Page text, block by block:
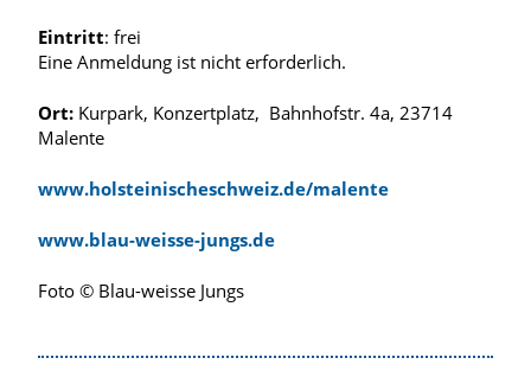
Eintritt: frei
Eine Anmeldung ist nicht erforderlich.
Ort: Kurpark, Konzertplatz, Bahnhofstr. 4a, 23714
Malente
www.holsteinischeschweiz.de/malente
www.blau-weisse-jungs.de
Foto © Blau-weisse Jungs